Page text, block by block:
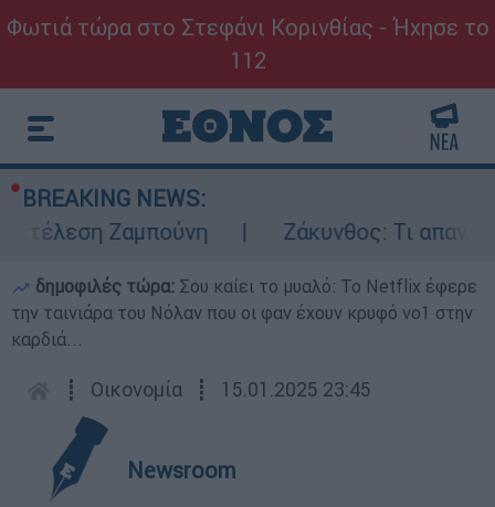
Φωτιά τώρα στο Στεφάνι Κορινθίας - Ήχησε το
112
BREAKING NEWS:
Ζαμπούνη
Ζάκυνθος: Τι απαντά
δημοφιλές τώρα: Σου καίει το μυαλό: Το Netflix έφερε
την ταινιάρα του Νόλαν που οι φαν έχουν κρυφό νο1 στην
καρδιά...
┋ Οικονομία ┋ 15.01.2025 23:45
Newsroom